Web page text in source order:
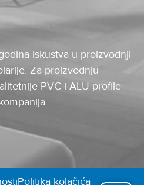
iskustva u proizvodnji
Za proizvodnju
PVC i ALU profile
Politika kolačića